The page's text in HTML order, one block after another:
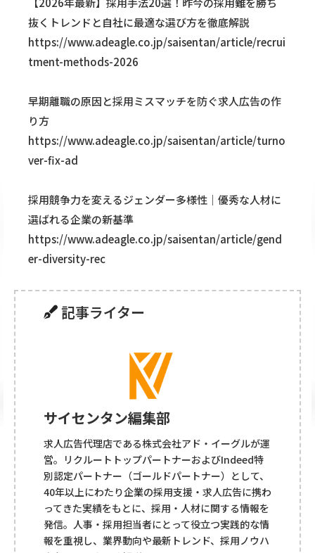
抜くトレンドと自社に最適な選び方を徹底解説
https://www.adeagle.co.jp/saisentan/article/recrui
tment-methods-2026
早期離職の原因と採用ミスマッチを防ぐ求人広告の作
り方
https://www.adeagle.co.jp/saisentan/article/turno
ver-fix-ad
採用競争力を変えるジェンダー多様性｜優秀な人材に
選ばれる企業の新基準
https://www.adeagle.co.jp/saisentan/article/gend
er-diversity-rec
記事ライター
サイセンタン編集部
求人広告代理店である株式会社アド・イーグルが運
営。リクルートトップパートナーおよびIndeed特
別認定パートナー（ゴールドパートナー）として、
40年以上にわたり企業の採用支援・求人広告に携わ
ってきた実績をもとに、採用・人材に関する情報を
発信。人事・採用担当者にとって役立つ実践的な情
報を重視し、業界動向や最新トレンド、採用ノウハ